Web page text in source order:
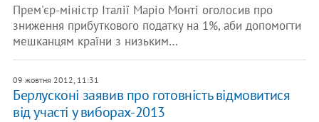
Прем'єр-міністр Італії Маріо Монті оголосив про
зниження прибуткового податку на 1%, аби допомогти
мешканцям країни з низьким…
09 жовтня 2012, 11:31
Берлусконі заявив про готовність відмовитися
від участі у виборах-2013